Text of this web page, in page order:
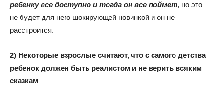
ребенку все доступно и тогда он все поймет, но это
не будет для него шокирующей новинкой и он не
расстроится.
2) Некоторые взрослые считают, что с самого детства
ребенок должен быть реалистом и не верить всяким
сказкам